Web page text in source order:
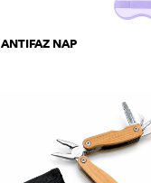
ANTIFAZ NAP